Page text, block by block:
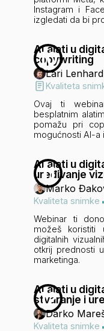
Instagram i
izgledati da bi
10
AI alati u
copywriting
Lari Lenhard
Kvaliteta
Ovaj ti
besplatnim
pomažu pri
mogućnosti AI-a
11
AI alati u
uređivanje
Marko
Kvaliteta snimke
Webinar ti
možeš
digitalnih
otkrij prednosti
marketinga.
12
AI alati u
stvaranje i
Darko
Kvaliteta snimke